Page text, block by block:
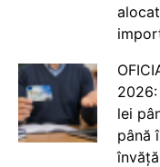
lei
până